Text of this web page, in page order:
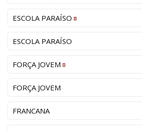
ESCOLA PARAÍSO
ESCOLA PARAÍSO
FORÇA JOVEM
FORÇA JOVEM
FRANCANA